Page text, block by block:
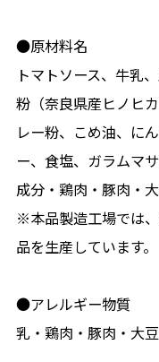
●原材料名
トマトソース、牛乳
粉（奈良県産ヒノヒ
レー粉、こめ油、に
ー、食塩、ガラムマ
成分・鶏肉・豚肉・大
※本品製造工場では
品を生産しています。
●アレルギー物質
乳・鶏肉・豚肉・大豆